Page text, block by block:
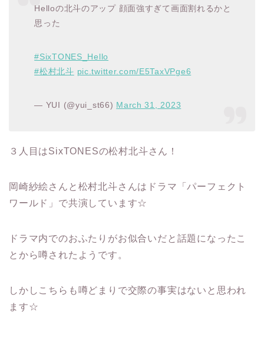
Helloの北斗のアップ 顔面強すぎて画面割れるかと
思った
#SixTONES_Hello
#松村北斗 pic.twitter.com/E5TaxVPge6
— YUI (@yui_st66) March 31, 2023
３人目はSixTONESの松村北斗さん！
岡崎紗絵さんと松村北斗さんはドラマ「パーフェクト
ワールド」で共演しています☆
ドラマ内でのおふたりがお似合いだと話題になったこ
とから噂されたようです。
しかしこちらも噂どまりで交際の事実はないと思われ
ます☆